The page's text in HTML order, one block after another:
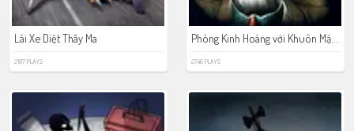
Lái Xe Diệt Thây Ma
2187 PLAYS 2746 PLAYS